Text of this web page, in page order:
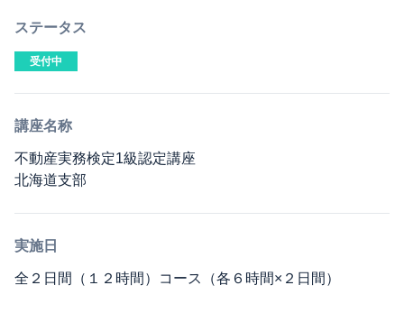
ステータス
受付中
講座名称
不動産実務検定1級認定講座
北海道支部
実施日
全２日間（１２時間）コース（各６時間×２日間）